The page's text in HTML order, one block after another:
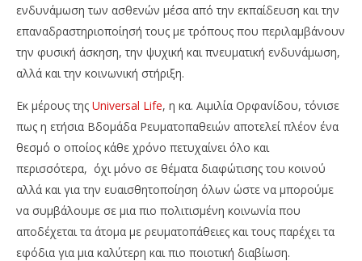
ενδυνάμωση των ασθενών μέσα από την εκπαίδευση και την
επαναδραστηριοποίησή τους με τρόπους που περιλαμβάνουν
την φυσική άσκηση, την ψυχική και πνευματική ενδυνάμωση,
αλλά και την κοινωνική στήριξη.
Εκ μέρους της Universal Life, η κα. Αιμιλία Ορφανίδου, τόνισε
πως η ετήσια Βδομάδα Ρευματοπαθειών αποτελεί πλέον ένα
θεσμό ο οποίος κάθε χρόνο πετυχαίνει όλο και
περισσότερα, όχι μόνο σε θέματα διαφώτισης του κοινού
αλλά και για την ευαισθητοποίηση όλων ώστε να μπορούμε
να συμβάλουμε σε μια πιο πολιτισμένη κοινωνία που
αποδέχεται τα άτομα με ρευματοπάθειες και τους παρέχει τα
εφόδια για μια καλύτερη και πιο ποιοτική διαβίωση.